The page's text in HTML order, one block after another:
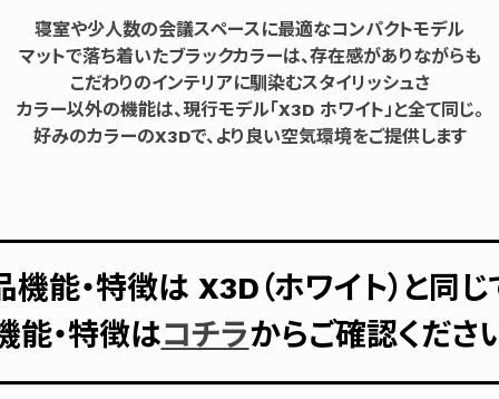
寝室や少人数の会議スペースに最適なコンパクトモデル
マットで落ち着いたブラックカラーは、存在感がありながらも
こだわりのインテリアに馴染むスタイリッシュさ
カラー以外の機能は、現行モデル「X3D ホワイト」と全て同じ。
好みのカラーのX3Dで、より良い空気環境をご提供します
機能・特徴は X3D（ホワイト）と同じ
能・特徴はコチラからご確認くださ